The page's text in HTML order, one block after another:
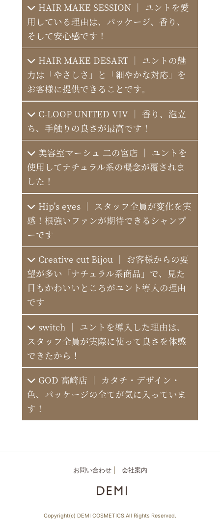
sleek
BUSH 豊明店
MIWA&CO.HAIRS
HAIR MAKE SESSION ｜ ユントを愛
用している理由は、パッケージ、香り、
そして安心感です！
HAIR MAKE SESSION
HAIR MAKE DESART ｜ ユントの魅
力は「やさしさ」と「細やかな対応」を
お客様に提供できることです。
HAIR MAKE DESART
HAIR MAKE DESART 町田店
C-LOOP UNITED VIV ｜ 香り、泡立
ち、手触りの良さが最高です！
C-LOOP UNITED VIV
美容室マーシュ 二の宮店 ｜ ユントを
使用してナチュラル系の概念が覆されま
した！
美容室マーシュ 二の宮店
Hip's eyes ｜ スタッフ全員が変化を実
感！根強いファンが期待できるシャンプ
ーです
Creative cut Bijou ｜ お客様からの要
望が多い「ナチュラル系商品」で、見た
目もかわいいところがユント導入の理由
です
Creative cut Bijou
switch ｜ ユントを導入した理由は、
スタッフ全員が実際に使って良さを体感
できたから！
GOD 高崎店 ｜ カタチ・デザイン・
色、パッケージの全てが気に入っていま
す！
お問い合わせ| 会社案内
Copyright(c) DEMI COSMETICS.All Rights Reserved.